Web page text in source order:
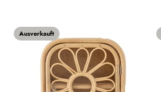
Ausverkauft